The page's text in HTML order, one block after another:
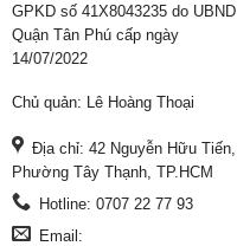
GPKD số 41X8043235 do UBND
Quận Tân Phú cấp ngày
14/07/2022
Chủ quản: Lê Hoàng Thoại
Địa chỉ: 42 Nguyễn Hữu Tiến,
Phường Tây Thạnh, TP.HCM
Hotline: 0707 22 77 93
Email: